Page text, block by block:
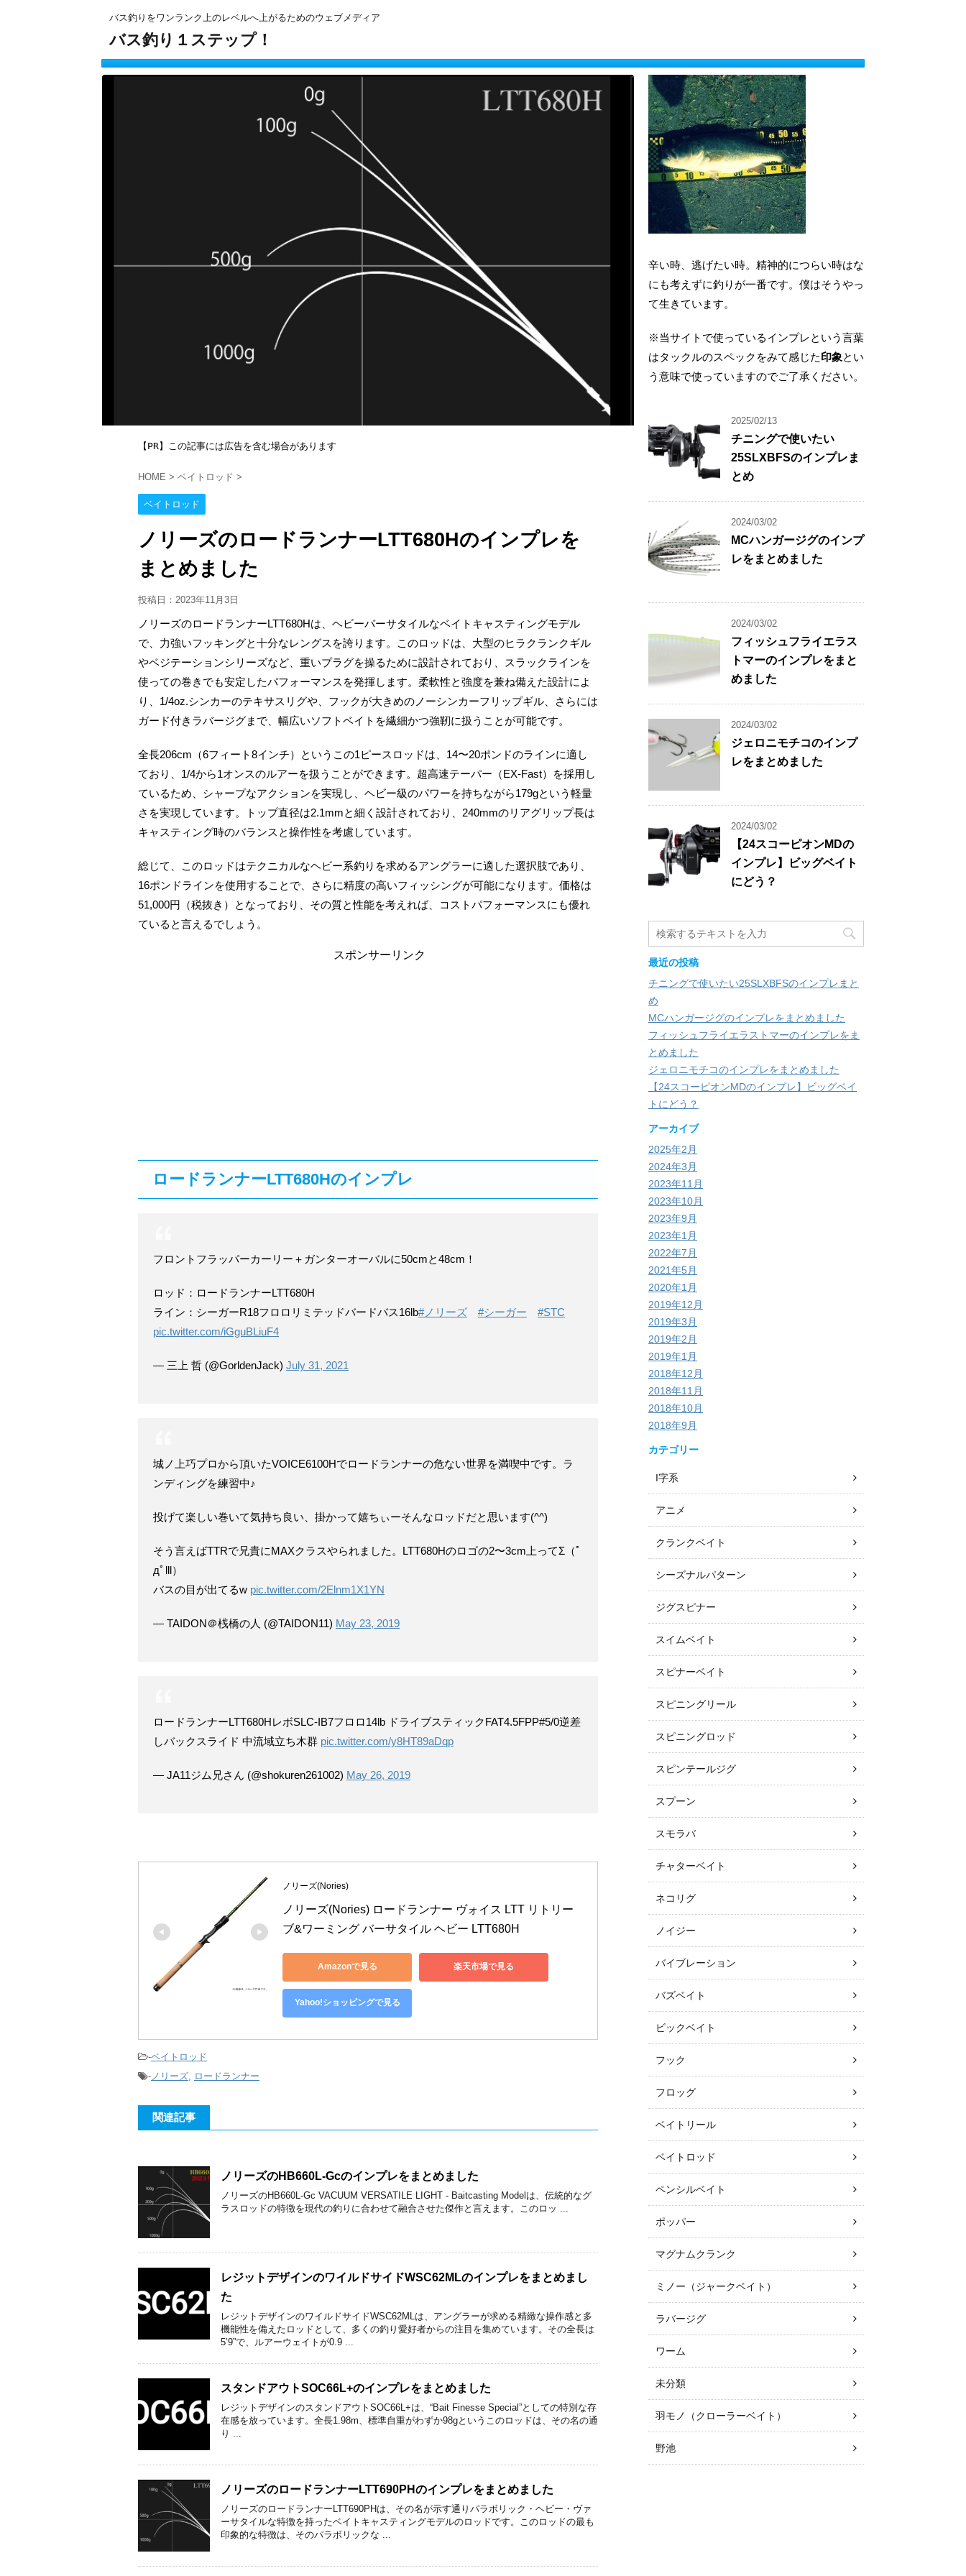
バス釣りをワンランク上のレベルへ上がるためのウェブメディア
バス釣り１ステップ！
【PR】この記事には広告を含む場合があります
HOME > ベイトロッド >
ベイトロッド
ノリーズのロードランナーLTT680Hのインプレを
まとめました
投稿日： 2023年11月3日
ノリーズのロードランナーLTT680Hは、ヘビーバーサタイルなベイトキャスティングモデル
で、力強いフッキングと十分なレングスを誇ります。このロッドは、大型のヒラクランクギル
やベジテーションシリーズなど、重いプラグを操るために設計されており、スラックラインを
使っての巻きでも安定したパフォーマンスを発揮します。柔軟性と強度を兼ね備えた設計によ
り、1/4oz.シンカーのテキサスリグや、フックが大きめのノーシンカーフリップギル、さらには
ガード付きラバージグまで、幅広いソフトベイトを繊細かつ強靭に扱うことが可能です。
全長206cm（6フィート8インチ）というこの1ピースロッドは、14〜20ポンドのラインに適し
ており、1/4から1オンスのルアーを扱うことができます。超高速テーパー（EX-Fast）を採用し
ているため、シャープなアクションを実現し、ヘビー級のパワーを持ちながら179gという軽量
さを実現しています。トップ直径は2.1mmと細く設計されており、240mmのリアグリップ長は
キャスティング時のバランスと操作性を考慮しています。
総じて、このロッドはテクニカルなヘビー系釣りを求めるアングラーに適した選択肢であり、
16ポンドラインを使用することで、さらに精度の高いフィッシングが可能になります。価格は
51,000円（税抜き）となっており、その質と性能を考えれば、コストパフォーマンスにも優れ
ていると言えるでしょう。
スポンサーリンク
ロードランナーLTT680Hのインプレ
フロントフラッパーカーリー＋ガンターオーバルに50cmと48cm！
ロッド：ロードランナーLTT680H
ライン：シーガーR18フロロリミテッドバードバス16lb#ノリーズ #シーガー
#STC
pic.twitter.com/iGguBLiuF4
— 三上 哲 (@GorldenJack) July 31, 2021
城ノ上巧プロから頂いたVOICE6100Hでロードランナーの危ない世界を満喫中です。ラ
ンディングを練習中♪
投げて楽しい巻いて気持ち良い、掛かって嬉ちぃーそんなロッドだと思います(^^)
そう言えばTTRで兄貴にMAXクラスやられました。LTT680Hのロゴの2〜3cm上ってΣ（ﾟ
дﾟlll）
バスの目が出てるw pic.twitter.com/2Elnm1X1YN
— TAIDON＠桟橋の人 (@TAIDON11) May 23, 2019
ロードランナーLTT680HレボSLC-IB7フロロ14lb ドライブスティックFAT4.5FPP#5/0逆差
しバックスライド 中流域立ち木群 pic.twitter.com/y8HT89aDqp
— JA11ジム兄さん (@shokuren261002) May 26, 2019
ノリーズ(Nories)
ノリーズ(Nories) ロードランナー ヴォイス LTT リトリー
ブ&ワーミング バーサタイル ヘビー LTT680H
Amazonで見る 楽天市場で見る
Yahoo!ショッピングで見る
-ベイトロッド
- ノリーズ ロードランナー
関連記事
ノリーズのHB660L-Gcのインプレをまとめました
ノリーズのHB660L-Gc VACUUM VERSATILE LIGHT - Baitcasting Modelは、伝統的なグ
ラスロッドの特徴を現代の釣りに合わせて融合させた傑作と言えます。このロッ ...
レジットデザインのワイルドサイドWSC62MLのインプレをまとめまし
た
レジットデザインのワイルドサイドWSC62MLは、アングラーが求める精緻な操作感と多
機能性を備えたロッドとして、多くの釣り愛好者からの注目を集めています。その全長は
5’9”で、ルアーウェイトが0.9 ...
スタンドアウトSOC66L+のインプレをまとめました
レジットデザインのスタンドアウトSOC66L+は、“Bait Finesse Special”としての特別な存
在感を放っています。全長1.98m、標準自重がわずか98gというこのロッドは、その名の通
り ...
ノリーズのロードランナーLTT690PHのインプレをまとめました
ノリーズのロードランナーLTT690PHは、その名が示す通りパラボリック・ヘビー・ヴァ
ーサタイルな特徴を持ったベイトキャスティングモデルのロッドです。このロッドの最も
印象的な特徴は、そのパラボリックな ...
辛い時、逃げたい時。精神的につらい時はな
にも考えずに釣りが一番です。僕はそうやっ
て生きています。
※当サイトで使っているインプレという言葉
はタックルのスペックをみて感じた印象とい
う意味で使っていますのでご了承ください。
2025/02/13
チニングで使いたい
25SLXBFSのインプレま
とめ
2024/03/02
MCハンガージグのインプ
レをまとめました
2024/03/02
フィッシュフライエラス
トマーのインプレをまと
めました
2024/03/02
ジェロニモチコのインプ
レをまとめました
2024/03/02
【24スコーピオンMDの
インプレ】ビッグベイト
にどう？
最近の投稿
チニングで使いたい25SLXBFSのインプレまと
め
MCハンガージグのインプレをまとめました
フィッシュフライエラストマーのインプレをま
とめました
ジェロニモチコのインプレをまとめました
【24スコーピオンMDのインプレ】ビッグベイ
トにどう？
アーカイブ
2025年2月
2024年3月
2023年11月
2023年10月
2023年9月
2023年1月
2022年7月
2021年5月
2020年1月
2019年12月
2019年3月
2019年2月
2019年1月
2018年12月
2018年11月
2018年10月
2018年9月
カテゴリー
I字系
アニメ
クランクベイト
シーズナルパターン
ジグスピナー
スイムベイト
スピナーベイト
スピニングリール
スピニングロッド
スピンテールジグ
スプーン
スモラバ
チャターベイト
ネコリグ
ノイジー
バイブレーション
バズベイト
ビックベイト
フック
フロッグ
ベイトリール
ベイトロッド
ペンシルベイト
ポッパー
マグナムクランク
ミノー（ジャークベイト）
ラバージグ
ワーム
未分類
羽モノ（クローラーベイト）
野池